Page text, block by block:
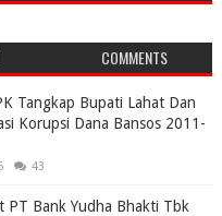
COMMENTS
Tangkap Bupati Lahat Dan
Korupsi Dana Bansos 2011-
43
PT Bank Yudha Bhakti Tbk